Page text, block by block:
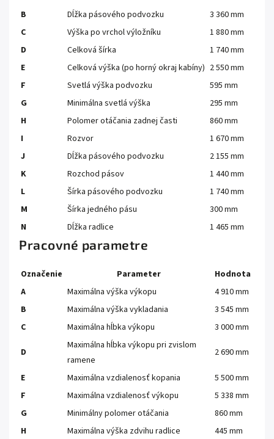
B
Dĺžka pásového podvozku
3 360 mm
C
Výška po vrchol výložníku
1 880 mm
D
Celková šírka
1 740 mm
E
Celková výška (po horný okraj kabíny) 2 550 mm
F
Svetlá výška podvozku
595 mm
G
Minimálna svetlá výška
295 mm
H
Polomer otáčania zadnej časti
860 mm
I
Rozvor
1 670 mm
J
Dĺžka pásového podvozku
2 155 mm
K
Rozchod pásov
1 440 mm
L
Šírka pásového podvozku
1 740 mm
M
Šírka jedného pásu
300 mm
N
Dĺžka radlice 1 465 mm
Pracovné parametre
Označenie Parameter
Hodnota
A
Maximálna výška výkopu
4 910 mm
B
Maximálna výška vykladania
3 545 mm
C
Maximálna hĺbka výkopu 3 000 mm
D
Maximálna hĺbka výkopu pri zvislom
ramene
2 690 mm
E Maximálna vzdialenosť kopania
5 500 mm
F
Maximálna vzdialenosť výkopu
5 338 mm
G
Minimálny polomer otáčania
860 mm
H
Maximálna výška zdvihu radlice
445 mm